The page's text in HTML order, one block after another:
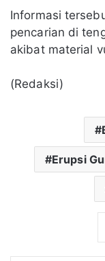
Informasi
pencarian di
akibat material
(Redaksi)
Erupsi